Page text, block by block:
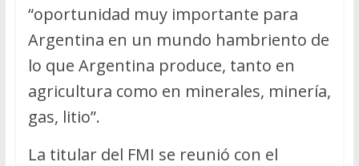
“oportunidad muy importante para
Argentina en un mundo hambriento de
lo que Argentina produce, tanto en
agricultura como en minerales, minería,
gas, litio”.
La titular del FMI se reunió con el